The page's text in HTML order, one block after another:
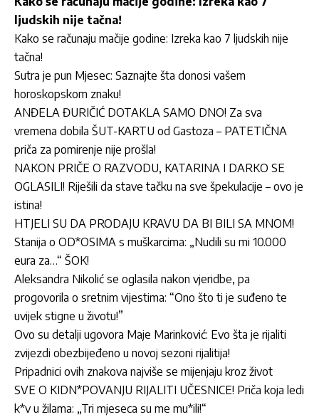
ljudskih nije tačna!
Kako se računaju mačije godine: Izreka kao 7 ljudskih nije
tačna!
Sutra je pun Mjesec: Saznajte šta donosi vašem
horoskopskom znaku!
ANĐELA ĐURIČIĆ DOTAKLA SAMO DNO! Za sva
vremena dobila ŠUT-KARTU od Gastoza – PATETIČNA
priča za pomirenje nije prošla!
NAKON PRIČE O RAZVODU, KATARINA I DARKO SE
OGLASILI! Riješili da stave tačku na sve špekulacije – ovo je
istina!
HTJELI SU DA PRODAJU KRAVU DA BI BILI SA MNOM!
Stanija o OD*OSIMA s muškarcima: „Nudili su mi 10.000
eura za…“ ŠOK!
Aleksandra Nikolić se oglasila nakon vjeridbe, pa
progovorila o sretnim vijestima: “Ono što ti je suđeno te
uvijek stigne u životu!”
Ovo su detalji ugovora Maje Marinković: Evo šta je rijaliti
zvijezdi obezbijeđeno u novoj sezoni rijalitija!
Pripadnici ovih znakova najviše se mijenjaju kroz život
SVE O KIDN*POVANJU RIJALITI UČESNICE! Priča koja ledi
k*v u žilama: „Tri mjeseca su me mu*ili!“